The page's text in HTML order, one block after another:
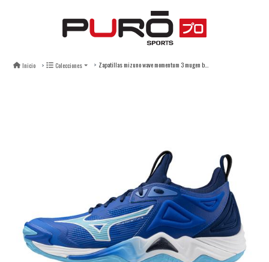
Inicio Colecciones Zapatillas mizuno wave momentum 3 mugen blue - hombre